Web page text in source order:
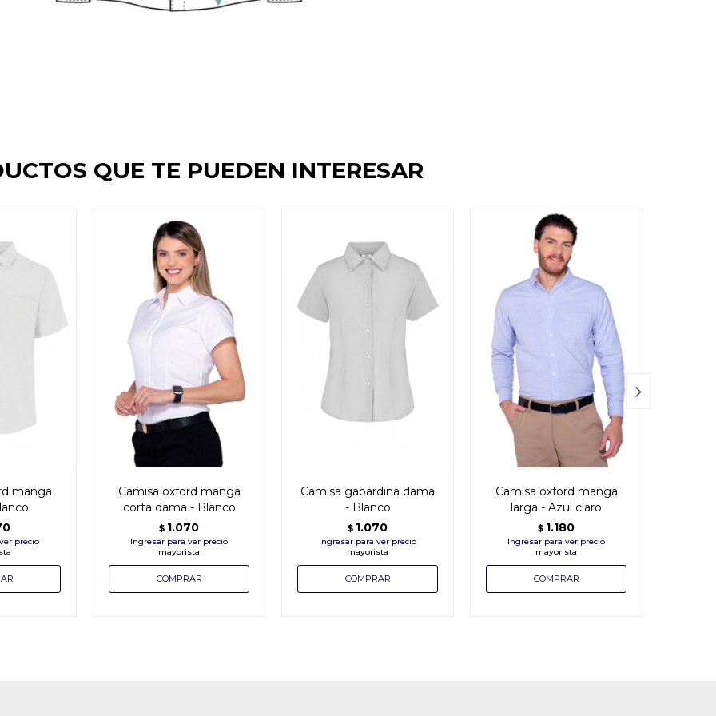
QUE TE PUEDEN INTERESAR
manga
Camisa oxford manga
corta dama - Blanco
$ 1.070
Camisa gabardina dama
- Blanco
$ 1.070
Camisa oxford manga
larga - Azul claro
$ 1.180
